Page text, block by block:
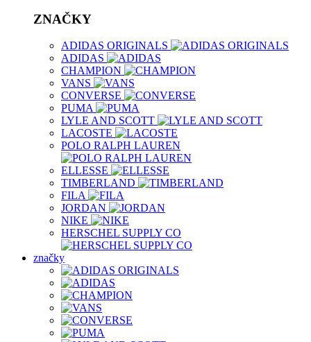
ZNAČKY
ADIDAS ORIGINALS
ADIDAS
CHAMPION
VANS
CONVERSE
PUMA
LYLE AND SCOTT
LACOSTE
POLO RALPH LAUREN
ELLESSE
TIMBERLAND
FILA
JORDAN
NIKE
HERSCHEL SUPPLY CO
značky